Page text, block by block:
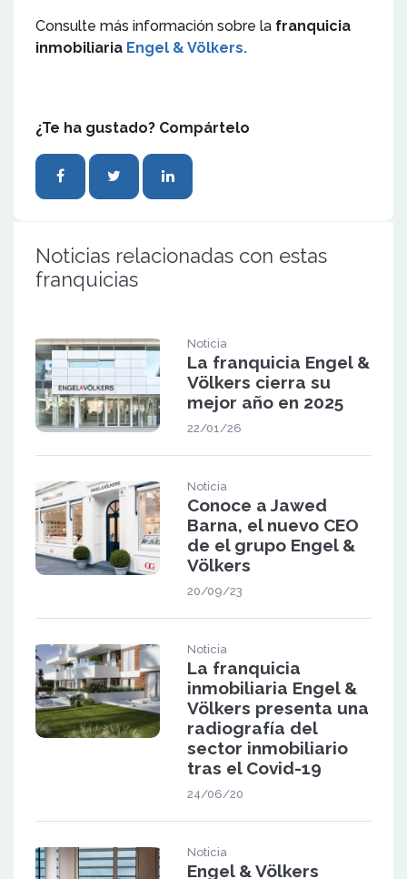
Consulte más información sobre la franquicia
inmobiliaria Engel & Völkers.
¿Te ha gustado? Compártelo
Noticias relacionadas con estas
franquicias
Noticia
La franquicia Engel &
Völkers cierra su
mejor año en 2025
22/01/26
Noticia
Conoce a Jawed
Barna, el nuevo CEO
de el grupo Engel &
Völkers
20/09/23
Noticia
La franquicia
inmobiliaria Engel &
Völkers presenta una
radiografía del
sector inmobiliario
tras el Covid-19
24/06/20
Noticia
Engel & Völkers